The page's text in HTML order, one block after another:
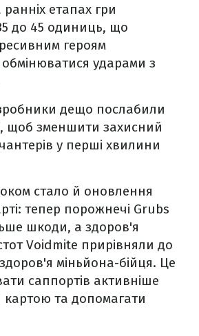
етапах гри
до 45 одиниць, що
героям
ударами з
дещо послабили
щоб зменшити захисний
у перші хвилини
стало й оновлення
тепер порожнечі Grubs
шкоди, а здоров'я
Voidmite прирівняли до
здоров'я міньйона-бійця. Це
саппортів активніше
картою та допомагати